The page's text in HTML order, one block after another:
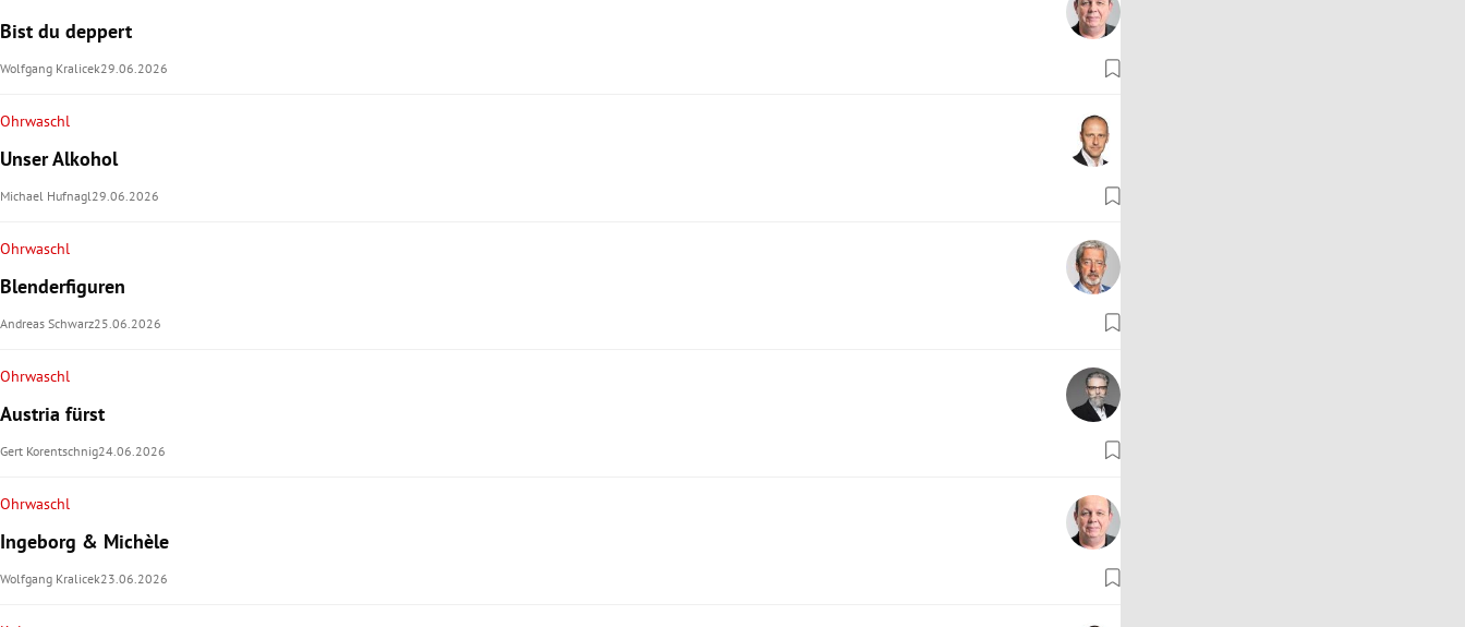
Bist du deppert
Wolfgang Kralicek29.06.2026
Ohrwaschl
Unser Alkohol
Michael Hufnagl29.06.2026
Ohrwaschl
Blenderfiguren
Andreas Schwarz25.06.2026
Ohrwaschl
Austria fürst
Gert Korentschnig24.06.2026
Ohrwaschl
Ingeborg & Michèle
Wolfgang Kralicek23.06.2026